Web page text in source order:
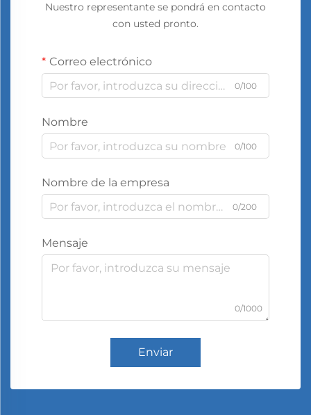
Nuestro representante se pondrá en contacto
con usted pronto.
Correo electrónico
0/100
Nombre
0/100
Nombre de la empresa
0/200
Mensaje
0/1000
Enviar